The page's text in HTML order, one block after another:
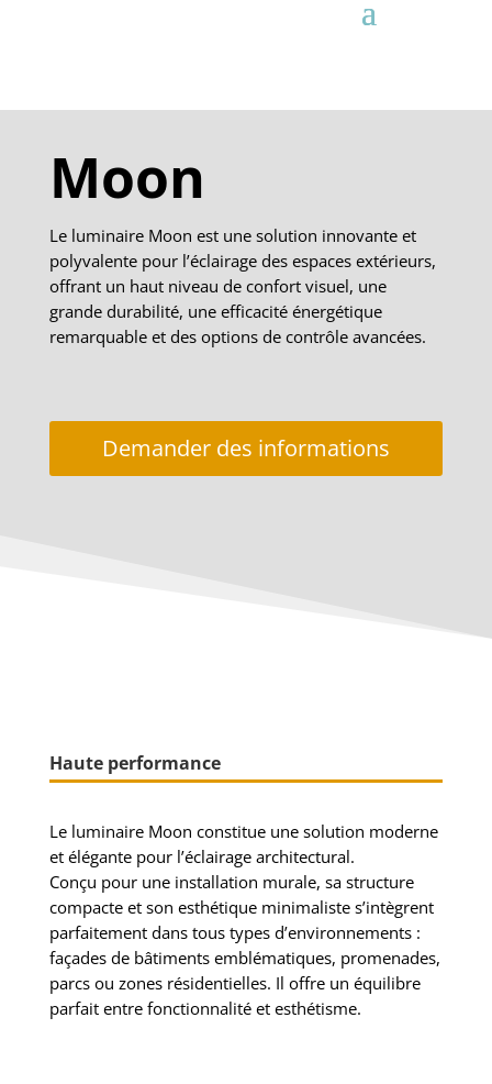
Moon
Le luminaire Moon est une solution innovante et
polyvalente pour l’éclairage des espaces extérieurs,
offrant un haut niveau de confort visuel, une
grande durabilité, une efficacité énergétique
remarquable et des options de contrôle avancées.
Demander des informations
Haute performance
Le luminaire Moon constitue une solution moderne
et élégante pour l’éclairage architectural.
Conçu pour une installation murale, sa structure
compacte et son esthétique minimaliste s’intègrent
parfaitement dans tous types d’environnements :
façades de bâtiments emblématiques, promenades,
parcs ou zones résidentielles. Il offre un équilibre
parfait entre fonctionnalité et esthétisme.